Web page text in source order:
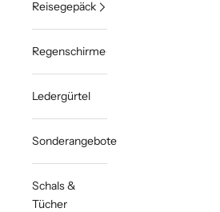
Reisegepäck
Regenschirme
Ledergürtel
Sonderangebote
Schals &
Tücher